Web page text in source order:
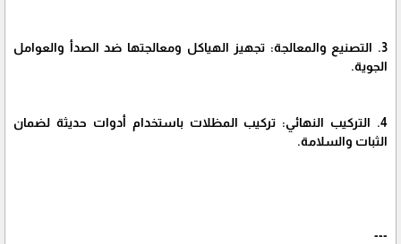
3. التصنيع والمعالجة: تجهيز الهياكل ومعالجتها ضد الصدأ والعوامل
الجوية.
4. التركيب النهائي: تركيب المظلات باستخدام أدوات حديثة لضمان
الثبات والسلامة.
---